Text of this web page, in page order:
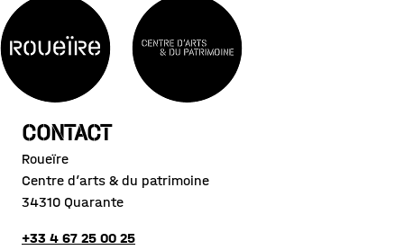
CONTACT
Roueïre
Centre d’arts & du patrimoine
34310 Quarante
+33 4 67 25 00 25